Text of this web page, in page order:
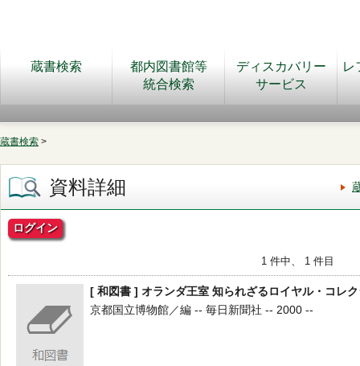
蔵書検索
都内図書館等
統合検索
ディスカバリー
サービス
レ
蔵書検索 >
資料詳細
ログイン
1 件中、 1 件目
[ 和図書 ] オランダ王室 知られざるロイヤル・コレ
京都国立博物館／編 -- 毎日新聞社 -- 2000 --